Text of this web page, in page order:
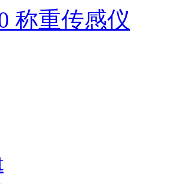
称重传感仪